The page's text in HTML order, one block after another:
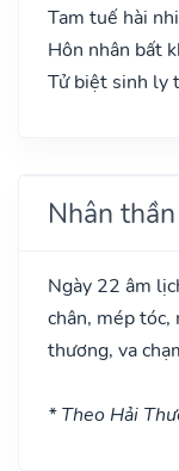
Tam tuế hài
Hôn nhân bất
Tử biệt sinh ly
Nhân
Ngày 22 âm
chân, mép tóc,
thương, va
* Theo Hải